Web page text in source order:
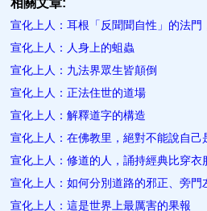
相關文章:
宣化上人：耳根「反聞聞自性」的法
宣化上人：人身上的蛆蟲
宣化上人：九法界眾生皆顛倒
宣化上人：正法住世的道場
宣化上人：解釋道字的構造
宣化上人：在佛教里，絕對不能說自己
宣化上人：修道的人，誦持經典比穿衣
宣化上人：如何分別道路的邪正、旁門
宣化上人：這是世界上最厲害的果報